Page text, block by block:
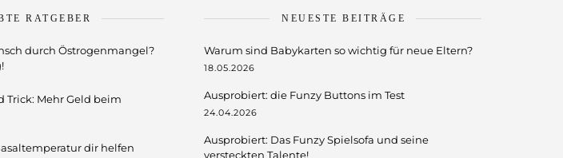
RATGEBER
durch Östrogenmangel?
Trick: Mehr Geld beim
dir helfen
NEUESTE BEITRÄGE
Warum sind Babykarten so wichtig für neue Eltern?
18.05.2026
Ausprobiert: die Funzy Buttons im Test
24.04.2026
Ausprobiert: Das Funzy Spielsofa und seine
versteckten Talente!